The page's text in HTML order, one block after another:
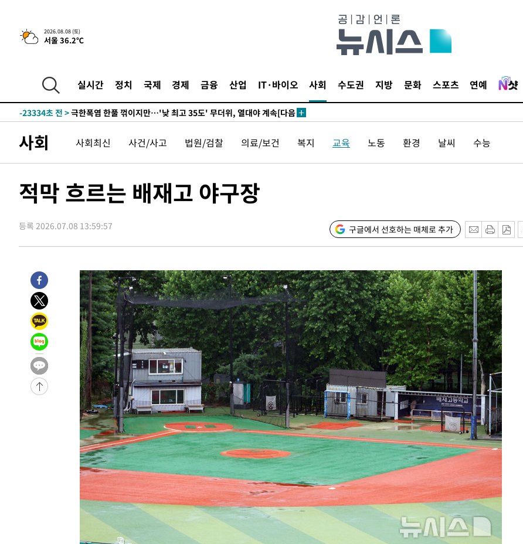
2026.08.08 (토)
서울 36.2℃
실시간 정치 국제 경제 금융 산업 IT·바이오 사회 수도권 지방 문화 스포츠 연예
-616초 전 > [속보]뉴욕증시 상승 마감…S&P 0.6% 나스닥 1.3%↑
-27731초 전 >
남자 농구, 나고야 아시안게임서 '홈팀' 일본과 한일전
-27107초 전 >
-23334초 전 >극한폭염 한풀 꺾이지만…'낮 최고 35도' 무더위, 열대야 계속[다음
-18869초 전 >
[속보]'압수수색·성접대 논란' 축구협회 "실망과 걱정 안겨드려 죄
-7490초 전 >'최고 37도' 폭염 지속…강원동해안 최대 150㎜ 비
-30197초 전 >선재도서 해루질 나섰다 실종 60대, 닷새 만에 숨진 채 발견
-27107초 전 >여수 오동도 해상서 모터보트 전복…1명 사망·1명 실종
-23334초 전 >극한폭염 한풀 꺾이지만…'낮 최고 35도' 무더위, 열대야 계속[다음
-18869초 전 >
[속보]'압수수색·성접대 논란' 축구협회 "실망과 걱정 안겨드려 죄
-7490초 전 >
'최고 37도' 폭염 지속…강원동해안 최대 150㎜ 비
-616초 전 >
[속보]뉴욕증시 상승 마감…S&P 0.6% 나스닥 1.3%↑
사회 사회최신 사건/사고 법원/검찰 의료/보건 복지 교육 노동 환경 날씨 수능
적막 흐르는 배재고 야구장
등록 2026.07.08 13:59:57 구글에서 선호하는 매체로 추가
1
표창원, 남규리에 15년 만에
사과…"제가 틀렸습니다"